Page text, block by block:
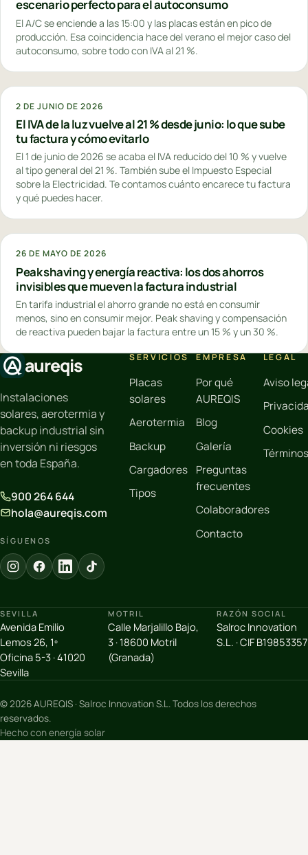
escenario perfecto para el autoconsumo
El A/C se enciende a las 15:00 y las placas están en pico de
producción. Esa coincidencia hace del verano el mejor caso del
autoconsumo, sobre todo con IVA al 21 %.
2 DE JUNIO DE 2026
El IVA de la luz vuelve al 21 % desde junio: lo que sube
tu factura y cómo evitarlo
El 1 de junio de 2026 se acaba el IVA reducido del 10 % y vuelve
al tipo general del 21 %. También sube el Impuesto Especial
sobre la Electricidad. Te contamos cuánto encarece tu factura
y qué puedes hacer.
26 DE MAYO DE 2026
Peak shaving y energía reactiva: los dos ahorros
invisibles que mueven la factura industrial
En tarifa industrial el ahorro grande no está en consumir
menos, sino en consumir mejor. Peak shaving y compensación
de reactiva pueden bajar la factura entre un 15 % y un 30 %.
aureqis
Instalaciones
solares, aerotermia y
backup industrial sin
inversión ni riesgos
en toda España.
900 264 644
hola@aureqis.com
SÍGUENOS
SERVICIOS
Placas
solares
Aerotermia
Backup
Cargadores
Tipos
EMPRESA
Por qué
AUREQIS
Blog
Galería
Preguntas
frecuentes
Colaboradores
Contacto
LEGAL
Aviso
Cookies
Términos
SEVILLA
Avenida Emilio
Lemos 26, 1º
Oficina 5-3 · 41020
Sevilla
MOTRIL
Calle Marjalillo Bajo,
3 · 18600 Motril
(Granada)
RAZÓN SOCIAL
Salroc Innovation
S.L. · CIF B19853357
© 2026 AUREQIS · Salroc Innovation S.L. Todos los derechos
reservados.
Hecho con energía solar